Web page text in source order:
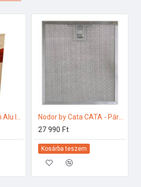
Nodor by Cata CATA - Páraelszívó kombinált zsírszűrő, 02800918 Fém zsírszűrő
27 990 Ft
Kosárba teszem